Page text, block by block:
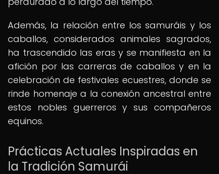
Además, la relación entre los samuráis y los
caballos, considerados animales sagrados,
ha trascendido las eras y se manifiesta en la
afición por las carreras de caballos y en la
celebración de festivales ecuestres, donde se
rinde homenaje a la conexión ancestral entre
estos nobles guerreros y sus compañeros
equinos.
Prácticas Actuales Inspiradas en
la Tradición Samurái